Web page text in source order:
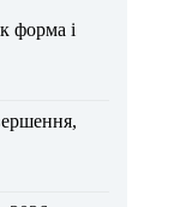
форма і